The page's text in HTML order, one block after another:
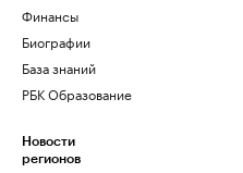
Финансы
Биографии
База знаний
РБК Образование
Новости
регионов